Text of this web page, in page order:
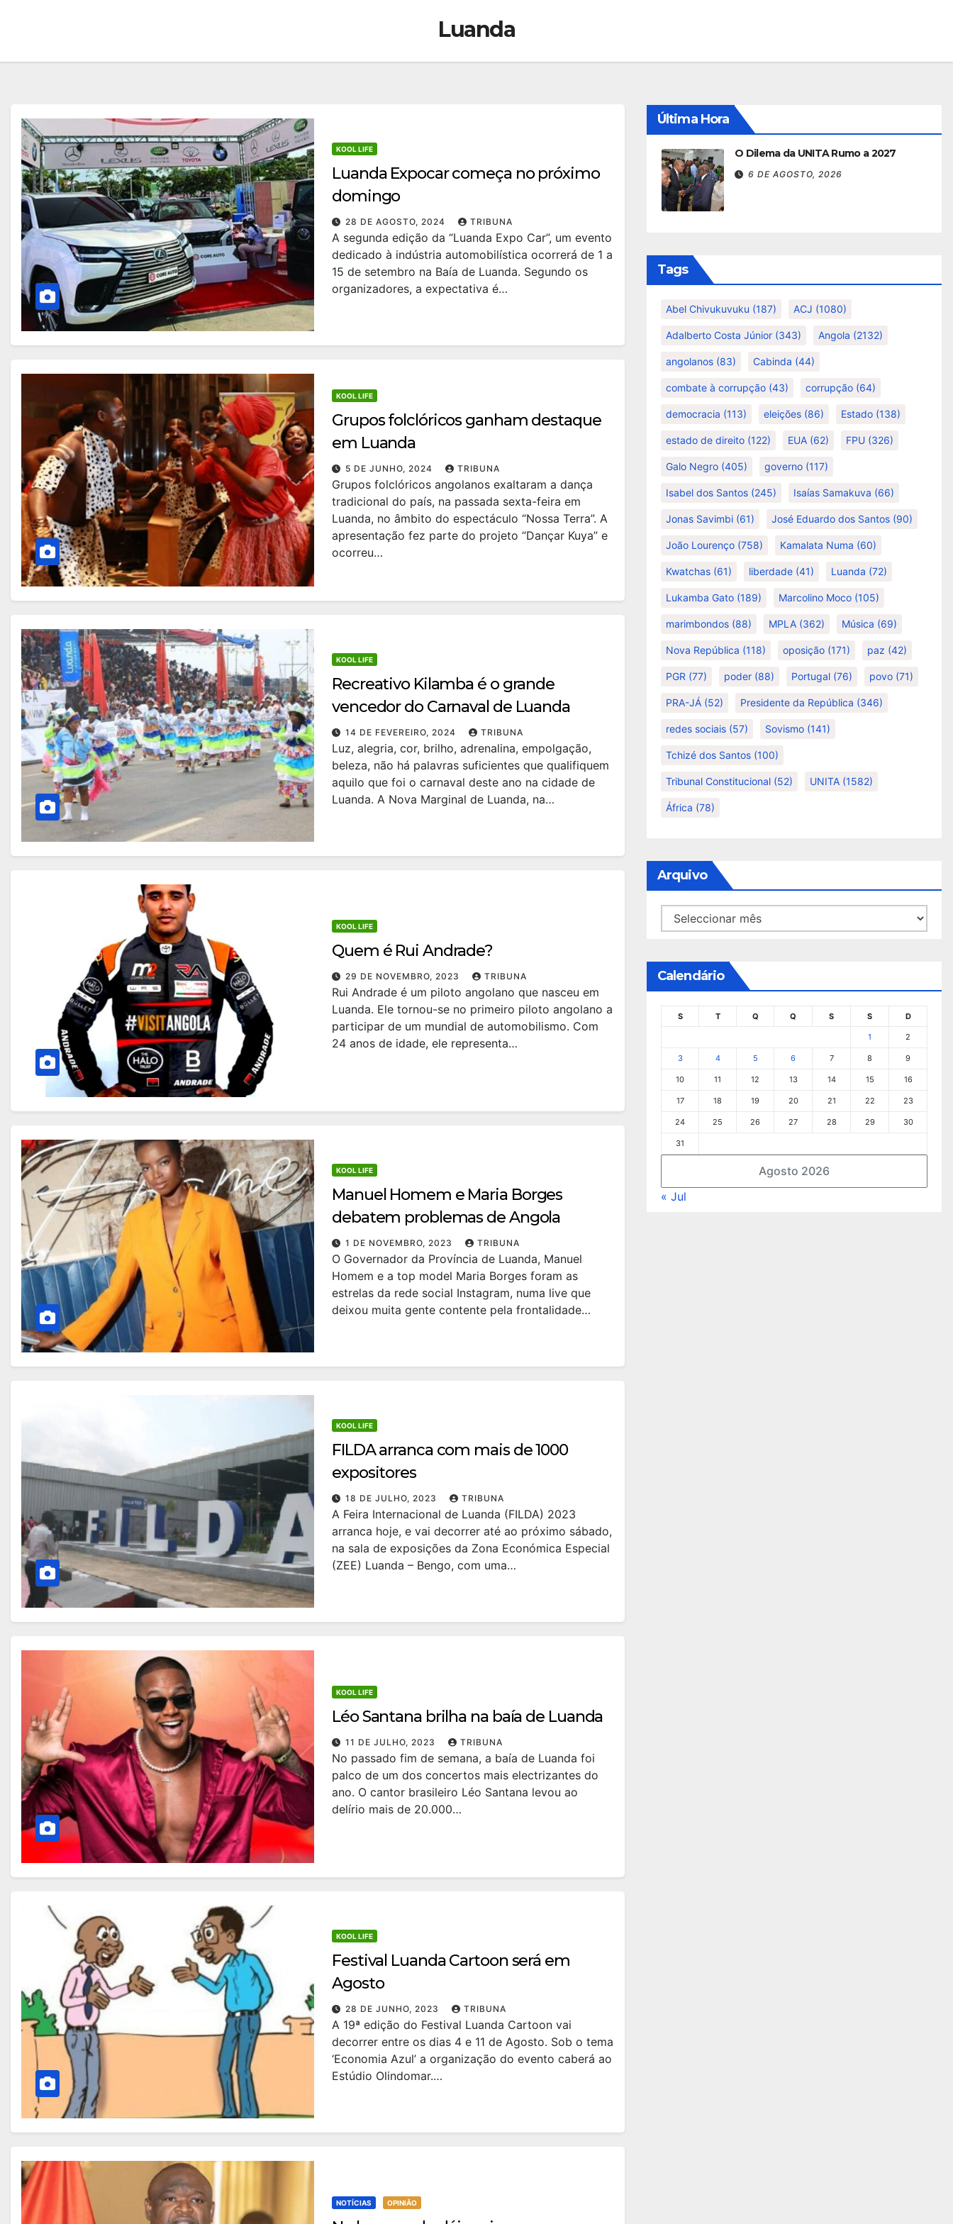
Luanda
KOOL LIFE
Luanda Expocar começa no próximo
domingo
28 DE AGOSTO, 2024 TRIBUNA
A segunda edição da “Luanda Expo Car”, um evento
dedicado à indústria automobilística ocorrerá de 1 a
15 de setembro na Baía de Luanda. Segundo os
organizadores, a expectativa é…
KOOL LIFE
Grupos folclóricos ganham destaque
em Luanda
5 DE JUNHO, 2024 TRIBUNA
Grupos folclóricos angolanos exaltaram a dança
tradicional do país, na passada sexta-feira em
Luanda, no âmbito do espectáculo “Nossa Terra”. A
apresentação fez parte do projeto “Dançar Kuya” e
ocorreu…
KOOL LIFE
Recreativo Kilamba é o grande
vencedor do Carnaval de Luanda
14 DE FEVEREIRO, 2024 TRIBUNA
Luz, alegria, cor, brilho, adrenalina, empolgação,
beleza, não há palavras suficientes que qualifiquem
aquilo que foi o carnaval deste ano na cidade de
Luanda. A Nova Marginal de Luanda, na…
KOOL LIFE
Quem é Rui Andrade?
29 DE NOVEMBRO, 2023 TRIBUNA
Rui Andrade é um piloto angolano que nasceu em
Luanda. Ele tornou-se no primeiro piloto angolano a
participar de um mundial de automobilismo. Com
24 anos de idade, ele representa…
KOOL LIFE
Manuel Homem e Maria Borges
debatem problemas de Angola
1 DE NOVEMBRO, 2023 TRIBUNA
O Governador da Província de Luanda, Manuel
Homem e a top model Maria Borges foram as
estrelas da rede social Instagram, numa live que
deixou muita gente contente pela frontalidade…
KOOL LIFE
FILDA arranca com mais de 1000
expositores
18 DE JULHO, 2023 TRIBUNA
A Feira Internacional de Luanda (FILDA) 2023
arranca hoje, e vai decorrer até ao próximo sábado,
na sala de exposições da Zona Económica Especial
(ZEE) Luanda – Bengo, com uma…
KOOL LIFE
Léo Santana brilha na baía de Luanda
11 DE JULHO, 2023 TRIBUNA
No passado fim de semana, a baía de Luanda foi
palco de um dos concertos mais electrizantes do
ano. O cantor brasileiro Léo Santana levou ao
delírio mais de 20.000…
KOOL LIFE
Festival Luanda Cartoon será em
Agosto
28 DE JUNHO, 2023 TRIBUNA
A 19ª edição do Festival Luanda Cartoon vai
decorrer entre os dias 4 e 11 de Agosto. Sob o tema
‘Economia Azul’ a organização do evento caberá ao
Estúdio Olindomar.…
NOTÍCIAS OPINIÃO
Última Hora
O Dilema da UNITA Rumo a 2027
6 DE AGOSTO, 2026
Tags
Abel Chivukuvuku (187) ACJ (1080)
Adalberto Costa Júnior (343) Angola (2132)
angolanos (83) Cabinda (44)
combate à corrupção (43) corrupção (64)
democracia (113) eleições (86) Estado (138)
estado de direito (122) EUA (62) FPU (326)
Galo Negro (405) governo (117)
Isabel dos Santos (245) Isaías Samakuva (66)
Jonas Savimbi (61) José Eduardo dos Santos (90)
João Lourenço (758) Kamalata Numa (60)
Kwatchas (61) liberdade (41) Luanda (72)
Lukamba Gato (189) Marcolino Moco (105)
marimbondos (88) MPLA (362) Música (69)
Nova República (118) oposição (171) paz (42)
PGR (77) poder (88) Portugal (76) povo (71)
PRA-JÁ (52) Presidente da República (346)
redes sociais (57) Sovismo (141)
Tchizé dos Santos (100)
Tribunal Constitucional (52) UNITA (1582)
África (78)
Arquivo
Arquivo
Calendário
Agosto 2026
S T Q Q S S D
1 2
3 4 5 6 7 8 9
10 11 12 13 14 15 16
17 18 19 20 21 22 23
24 25 26 27 28 29 30
31
« Jul